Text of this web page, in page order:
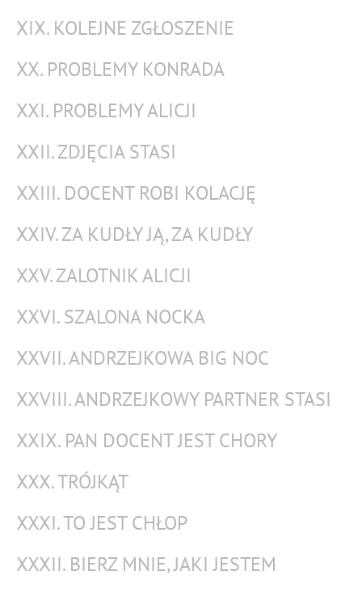
XIX. KOLEJNE ZGŁOSZENIE
XX. PROBLEMY KONRADA
XXI. PROBLEMY ALICJI
XXII. ZDJĘCIA STASI
XXIII. DOCENT ROBI KOLACJĘ
XXIV. ZA KUDŁY JĄ, ZA KUDŁY
XXV. ZALOTNIK ALICJI
XXVI. SZALONA NOCKA
XXVII. ANDRZEJKOWA BIG NOC
XXVIII. ANDRZEJKOWY PARTNER STASI
XXIX. PAN DOCENT JEST CHORY
XXX. TRÓJKĄT
XXXI. TO JEST CHŁOP
XXXII. BIERZ MNIE, JAKI JESTEM